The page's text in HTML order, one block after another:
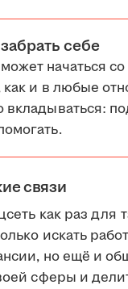
себе
начаться
как и в любые
вкладываться:
связи
как раз для
искать
но ещё и
сферы и